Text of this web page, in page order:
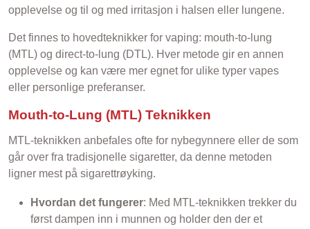
opplevelse og til og med irritasjon i halsen eller lungene.
Det finnes to hovedteknikker for vaping: mouth-to-lung
(MTL) og direct-to-lung (DTL). Hver metode gir en annen
opplevelse og kan være mer egnet for ulike typer vapes
eller personlige preferanser.
Mouth-to-Lung (MTL) Teknikken
MTL-teknikken anbefales ofte for nybegynnere eller de som
går over fra tradisjonelle sigaretter, da denne metoden
ligner mest på sigarettrøyking.
Hvordan det fungerer: Med MTL-teknikken trekker du
først dampen inn i munnen og holder den der et